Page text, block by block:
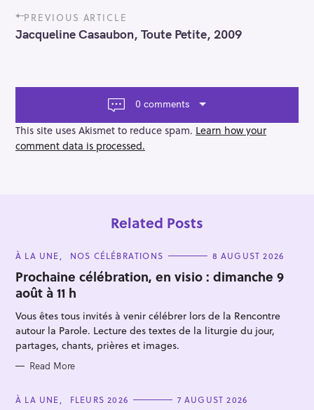
P
o
s
a
g
a
t
PREVIOUS ARTICLE
Jacqueline Casaubon, Toute Petite, 2009
0 comments
This site uses Akismet to reduce spam. Learn how your
comment data is processed.
Related Posts
C
T
E
G
O
R
I
E
S
À LA UNE NOS CÉLÉBRATIONS 8 AUGUST 2026
Prochaine célébration, en visio : dimanche 9
août à 11 h
Vous êtes tous invités à venir célébrer lors de la Rencontre
autour la Parole. Lecture des textes de la liturgie du jour,
partages, chants, prières et images.
Read More
C
À LA UNE FLEURS 2026 7 AUGUST 2026
S